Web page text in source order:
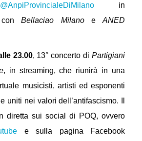
@AnpiProvincialeDiMilanoin
conBellaciao MilanoeANED
23.00, 13° concerto di Partigiani
, in streaming, che riunirà in una
musicisti, artisti ed esponenti
uniti nei valori dell’antifascismo. Il
diretta sui social di POQ, ovvero
e sulla pagina Facebook